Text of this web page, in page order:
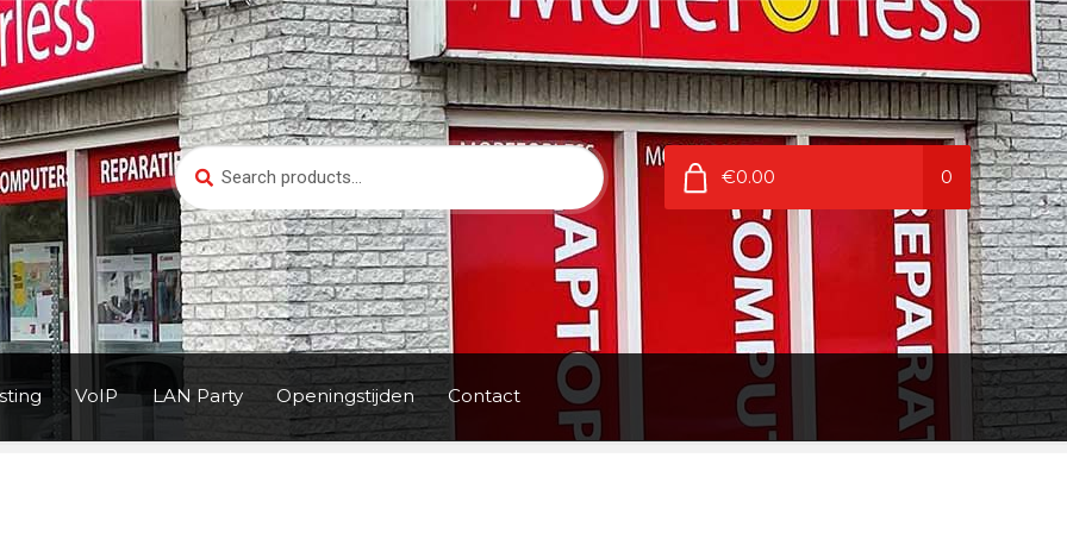
Search
for:
Search
€0.00 0
VoIP LAN Party Openingstijden Contact